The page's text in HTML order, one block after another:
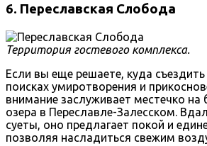
6. Переславская Слобода
Территория гостевого комплекса.
Если вы еще решаете, куда
поисках умиротворения и
внимание заслуживает местечко на
озера в Переславле-Залесском.
суеты, оно предлагает покой и
позволяя насладиться свежим